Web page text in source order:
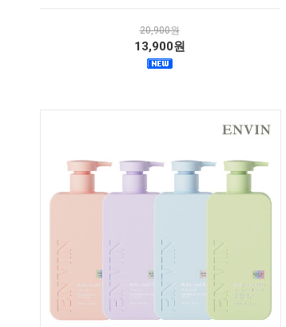
20,900원
13,900원